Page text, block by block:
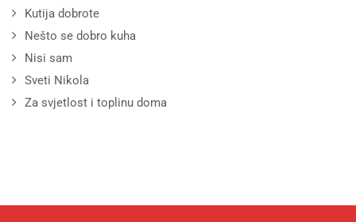
Kutija dobrote
Nešto se dobro kuha
Nisi sam
Sveti Nikola
Za svjetlost i toplinu doma